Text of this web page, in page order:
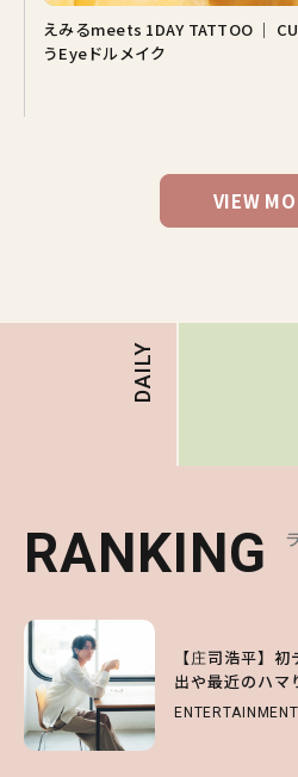
えみるmeets 1DAY TATTOO ｜
うEyeドルメイク
VIEW
DAILY
RANKING
【庄司浩平】
出や最近のハマ
ENTERTAINMENT
RANKING
【大原優乃】
ッとしちゃう色
BEAUTY
RANKING
【SNIDEL】長
ッドな秋はじめ
FASHION